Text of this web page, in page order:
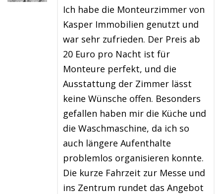
Ich habe die Monteurzimmer von
Kasper Immobilien genutzt und
war sehr zufrieden. Der Preis ab
20 Euro pro Nacht ist für
Monteure perfekt, und die
Ausstattung der Zimmer lässt
keine Wünsche offen. Besonders
gefallen haben mir die Küche und
die Waschmaschine, da ich so
auch längere Aufenthalte
problemlos organisieren konnte.
Die kurze Fahrzeit zur Messe und
ins Zentrum rundet das Angebot